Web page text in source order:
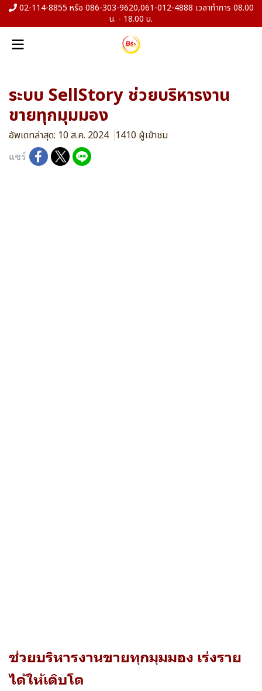
02-114-8855 หรือ 086-303-9620,061-012-4888 เวลาทำการ 08.00
น. - 18.00 น.
ระบบ SellStory ช่วยบริหารงาน
ขายทุกมุมมอง
อัพเดทล่าสุด: 10 ส.ค. 2024 1410 ผู้เข้าชม
แชร์
ช่วยบริหารงานขายทุกมุมมอง เร่งราย
ได้ให้เติบโต